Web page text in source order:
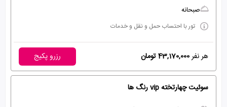
صبحانه
تور با احتساب حمل و نقل و خدمات
هر نفر43,170,000 تومان رزرو پکیج
سوئیت چهارتخته vip رنگ ها